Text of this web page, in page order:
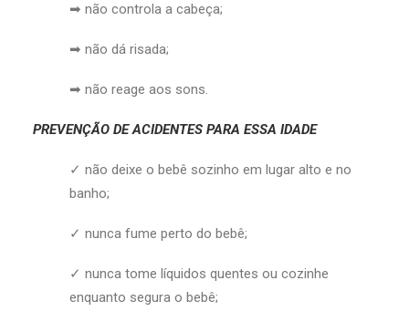
➡ não controla a cabeça;
➡ não dá risada;
➡ não reage aos sons.
PREVENÇÃO DE ACIDENTES PARA ESSA IDADE
✓ não deixe o bebê sozinho em lugar alto e no
banho;
✓ nunca fume perto do bebê;
✓ nunca tome líquidos quentes ou cozinhe
enquanto segura o bebê;